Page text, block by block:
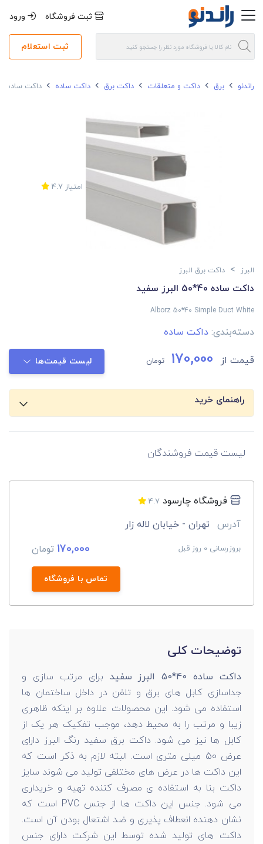
ثبت فروشگاه ورود
ثبت استعلام
راندنو برق داکت و متعلقات داکت برق داکت ساده داکت ساده 40*50 البرز سفید
امتیاز 4.7
البرز > داکت برق البرز
داکت ساده 40*50 البرز سفید
Alborz 50*40 Simple Duct White
دسته‌بندی: داکت ساده
قیمت از 170,000 تومان لیست قیمت‌ها
راهنمای خرید
لیست قیمت فروشندگان
فروشگاه چارسود 4.7
آدرس تهران - خیابان لاله زار
بروزرسانی 0 روز قبل 170,000 تومان
تماس با فروشگاه
توضیحات کلی
داکت ساده 40*50 البرز سفید
برای مرتب سازی و
جداسازی کابل های برق و تلفن در داخل ساختمان ها
استفاده می شود. این محصولات علاوه بر اینکه ظاهری
زیبا و مرتب را به محیط دهد، موجب تفکیک هر یک از
کابل ها نیز می شود. داکت برق سفید رنگ البرز دارای
عرض 50 میلی متری است. البته لازم به ذکر است که
این داکت ها در عرض های مختلفی تولید می شوند سایز
داکت بنا به استفاده ی مصرف کننده تهیه و خریداری
می شود. جنس این داکت ها از جنس PVC است که
نشان دهنده انعطاف پذیری و ضد اشتعال بودن آن است.
داکت های تولید شده توسط این شرکت دارای جنس